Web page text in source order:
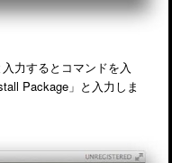
力するとコマンドを入
Package」と入力しま